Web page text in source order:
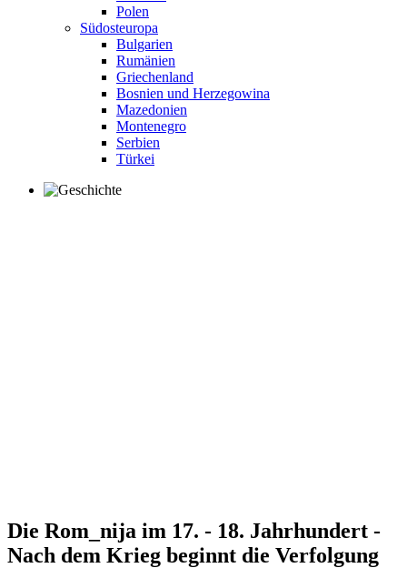
Polen
Südosteuropa
Bulgarien
Rumänien
Griechenland
Bosnien und Herzegowina
Mazedonien
Montenegro
Serbien
Türkei
Die Rom_nija im 17. - 18. Jahrhundert -
Nach dem Krieg beginnt die Verfolgung